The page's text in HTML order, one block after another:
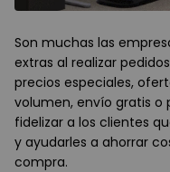
Son muchas las
extras al realizar
precios especiales,
volumen, envío gratis o
fidelizar a los clientes
y ayudarles a ahorrar
compra.